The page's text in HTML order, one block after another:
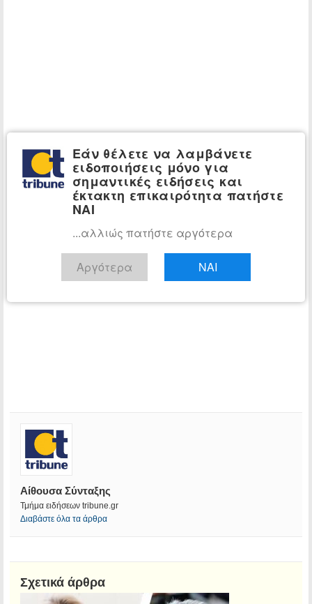
Αίθουσα Σύνταξης
Τμήμα ειδήσεων tribune.gr
Διαβάστε όλα τα άρθρα
Σχετικά άρθρα
Εάν θέλετε να λαμβάνετε
ειδοποιήσεις μόνο για
σημαντικές ειδήσεις και
έκτακτη επικαιρότητα πατήστε
ΝΑΙ
...αλλιώς πατήστε αργότερα
Αργότερα ΝΑΙ